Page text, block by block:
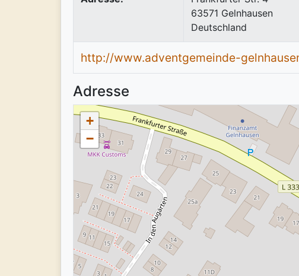
63571 Gelnhausen
Deutschland
http://www.adventgemeinde-
Adresse
+
−